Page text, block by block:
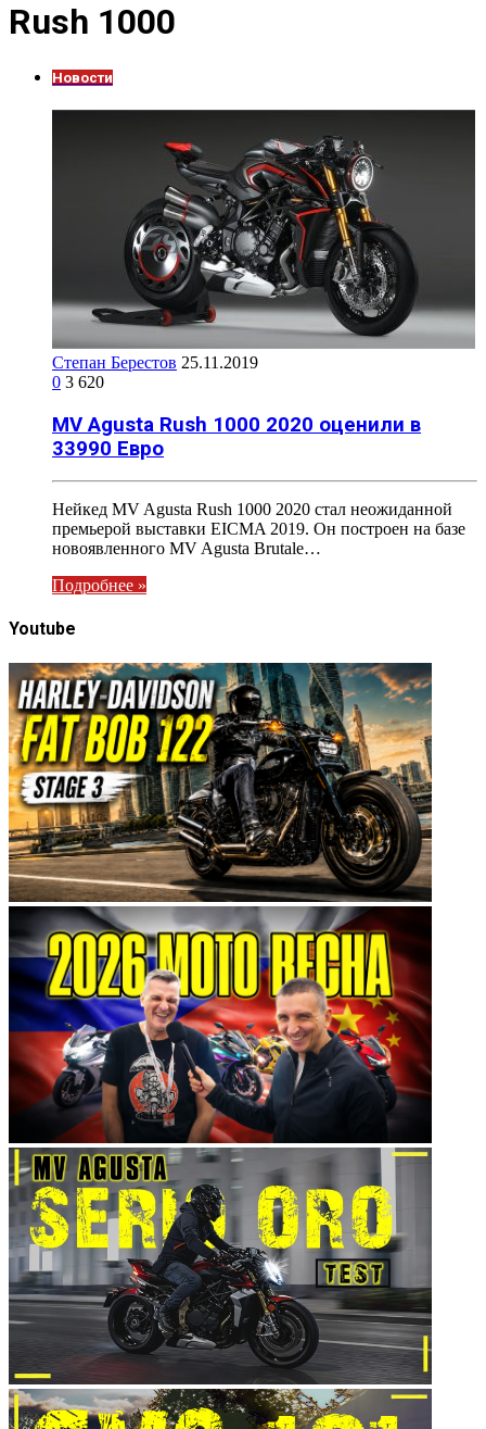
Rush 1000
Новости
Степан Берестов 25.11.2019
0 3 620
MV Agusta Rush 1000 2020 оценили в
33990 Евро
Нейкед MV Agusta Rush 1000 2020 стал неожиданной
премьерой выставки EICMA 2019. Он построен на базе
новоявленного MV Agusta Brutale…
Подробнее »
Youtube